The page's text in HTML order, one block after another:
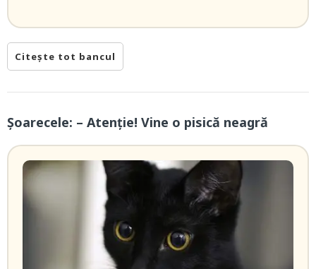
Citește tot bancul
Șoarecele: – Atenţie! Vine o pisică neagră